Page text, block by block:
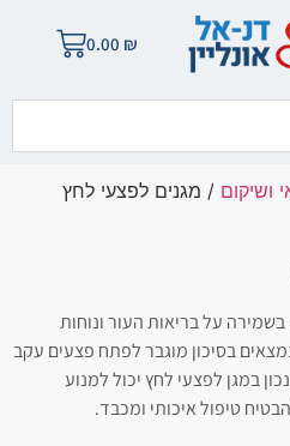
0.00 ₪
ושיקום / מגנים לפצעי לחץ
בשמירה על בריאות העור ונוחות
בסיכון מוגבר לפתח פצעים עקב
במגן לפצעי לחץ יכול למנוע
טיפול איכותי ומכבד.